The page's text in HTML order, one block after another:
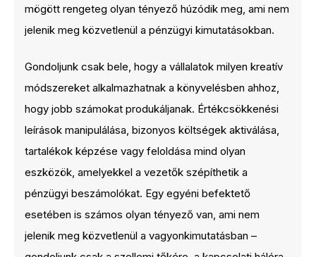
mögött rengeteg olyan tényező húzódik meg, ami nem
jelenik meg közvetlenül a pénzügyi kimutatásokban.
Gondoljunk csak bele, hogy a vállalatok milyen kreatív
módszereket alkalmazhatnak a könyvelésben ahhoz,
hogy jobb számokat produkáljanak. Értékcsökkenési
leírások manipulálása, bizonyos költségek aktiválása,
tartalékok képzése vagy feloldása mind olyan
eszközök, amelyekkel a vezetők szépíthetik a
pénzügyi beszámolókat. Egy egyéni befektető
esetében is számos olyan tényező van, ami nem
jelenik meg közvetlenül a vagyonkimutatásban –